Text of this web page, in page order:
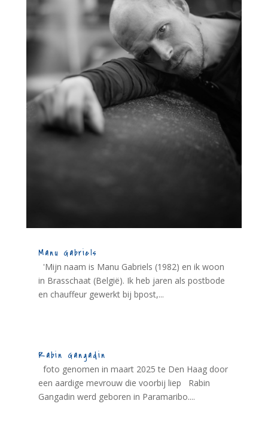
Manu Gabriels
'Mijn naam is Manu Gabriels (1982) en ik woon
in Brasschaat (België). Ik heb jaren als postbode
en chauffeur gewerkt bij bpost,...
Rabin Gangadin
foto genomen in maart 2025 te Den Haag door
een aardige mevrouw die voorbij liep Rabin
Gangadin werd geboren in Paramaribo....